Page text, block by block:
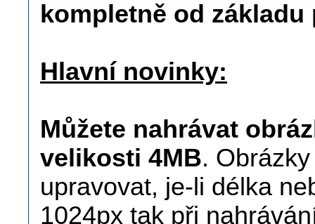
kompletně od
Hlavní novinky:
Můžete nahrávat
velikosti 4MB.
upravovat, je-li délka
1024px tak při